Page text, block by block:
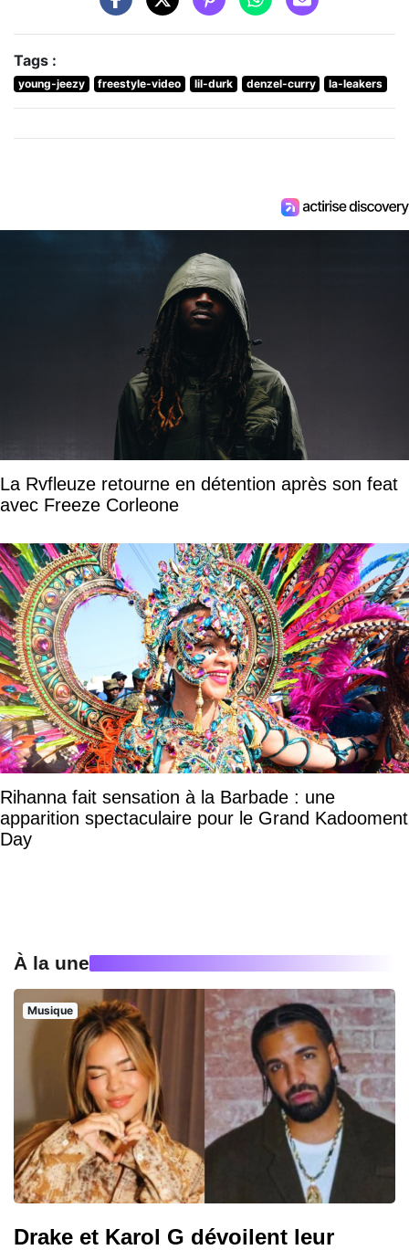
Tags :
young-jeezy freestyle-video lil-durk denzel-curry la-leakers
La Rvfleuze retourne en détention après son feat
avec Freeze Corleone
Rihanna fait sensation à la Barbade : une
apparition spectaculaire pour le Grand Kadooment
Day
À la une
Musique
Drake et Karol G dévoilent leur